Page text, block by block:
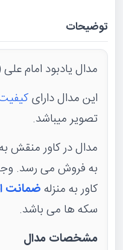
توضیحات
مدال یادبود امام
این مدال دارای
تصویر میباشد.
به فروش می رسد.
کاور به منزلهضمانت
سکه ها می باشد.
مشخصات مدال